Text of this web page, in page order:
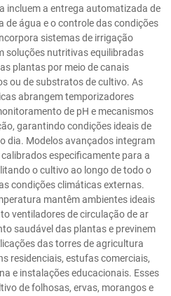
incluem a entrega automatizada de
de água e o controle das condições
sistemas de irrigação
soluções nutritivas equilibradas
plantas por meio de canais
ou de substratos de cultivo. As
abrangem temporizadores
de pH e mecanismos
garantindo condições ideais de
dia. Modelos avançados integram
especificamente para a
o cultivo ao longo de todo o
condições climáticas externas.
mantêm ambientes ideais
ventiladores de circulação de ar
saudável das plantas e previnem
das torres de agricultura
residenciais, estufas comerciais,
e instalações educacionais. Esses
de folhosas, ervas, morangos e